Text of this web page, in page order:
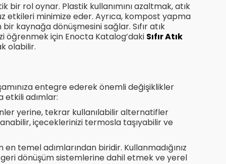
bir rol oynar. Plastik kullanımını azaltmak, atık
etkileri minimize eder. Ayrıca, kompost yapma
kaynağa dönüşmesini sağlar. Sıfır atık
öğrenmek için Enocta Katalog’daki Sıfır Atık
olabilir.
entegre ederek önemli değişiklikler
etkili adımlar:
yerine, tekrar kullanılabilir alternatifler
içeceklerinizi termosla taşıyabilir ve
temel adımlarından biridir. Kullanmadığınız
dönüşüm sistemlerine dahil etmek ve yerel